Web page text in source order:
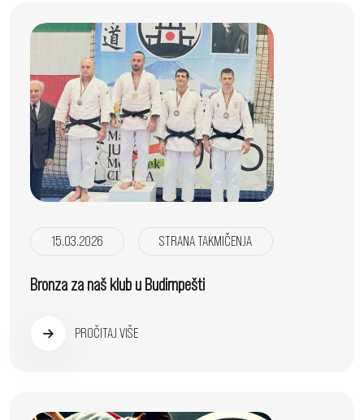
15.03.2026 STRANA TAKMIČENJA
Bronza za naš klub u Budimpešti
PROČITAJ VIŠE